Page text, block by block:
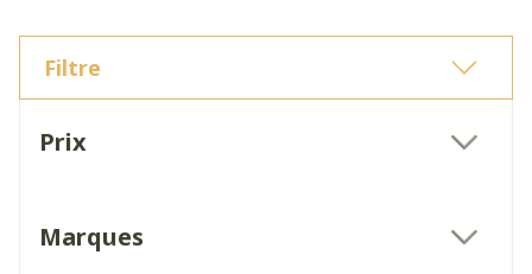
Filtre
Prix
Marques